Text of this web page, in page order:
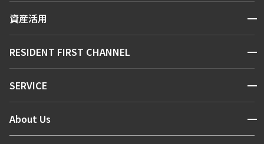
新着情報から探す
新着募集情報
お問い合わせ
資産活用 開閉
お問い合わせ
RESIDENT FIRST CHANNEL 開閉
マンションレポート
住まいのコラム
SERVICE 開閉
会員ページ
About Us 開閉